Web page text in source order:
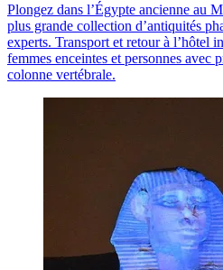
Plongez dans l’Égypte ancienne au
plus grande collection d’antiquités
experts. Transport et retour à l’hôtel
femmes enceintes et personnes avec
colonne vertébrale.